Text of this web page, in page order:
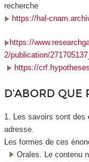
recherche
https://hal-
https://
2/publication/
https://
D’ABORD QUE
1. Les savoirs sont des
adresse.
Les formes de ces
Orales. Le contenu